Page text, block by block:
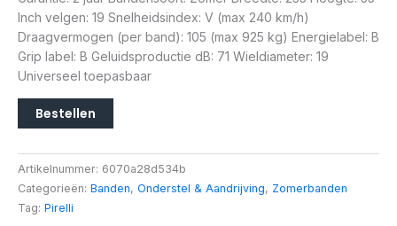
Inch velgen: 19 Snelheidsindex: V (max 240 km/h)
Draagvermogen (per band): 105 (max 925 kg) Energielabel: B
Grip label: B Geluidsproductie dB: 71 Wieldiameter: 19
Universeel toepasbaar
Bestellen
Artikelnummer: 6070a28d534b
Categorieën: Banden, Onderstel & Aandrijving, Zomerbanden
Tag: Pirelli